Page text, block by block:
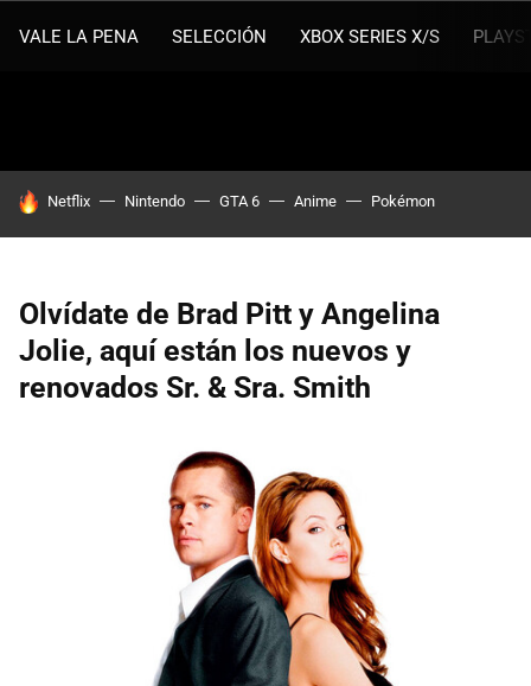
VALE LA PENA SELECCIÓN XBOX SERIES X/S
HOY SE HABLA DE
Netflix Nintendo GTA 6 Anime Pokémon
Olvídate de Brad Pitt y Angelina
Jolie, aquí están los nuevos y
renovados Sr. & Sra. Smith